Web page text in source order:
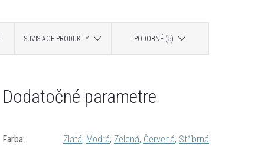
SÚVISIACE PRODUKTY PODOBNÉ (5)
Dodatočné parametre
Farba: Zlatá, Modrá, Zelená, Červená, Stříbrná